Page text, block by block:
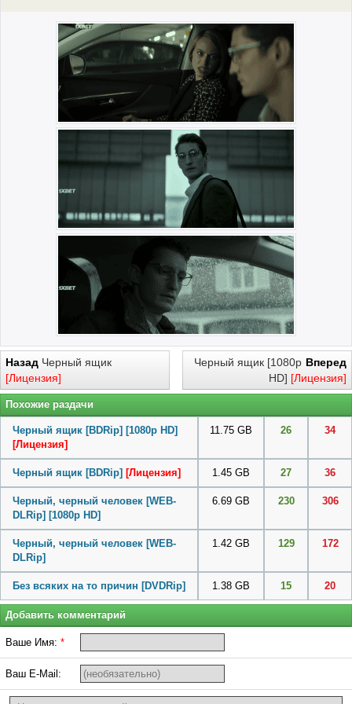
Назад Черный ящик
[Лицензия]
Вперед
Черный ящик [1080p
HD] [Лицензия]
Похожие раздачи
Черный ящик [BDRip] [1080p HD]
[Лицензия]
11.75 GB 26 34
Черный ящик [BDRip] [Лицензия] 1.45 GB 27 36
Черный, черный человек [WEB-
DLRip] [1080p HD]
6.69 GB 230 306
Черный, черный человек [WEB-
DLRip]
1.42 GB 129 172
Без всяких на то причин [DVDRip] 1.38 GB 15 20
Добавить комментарий
Ваше Имя: *
Ваш E-Mail: